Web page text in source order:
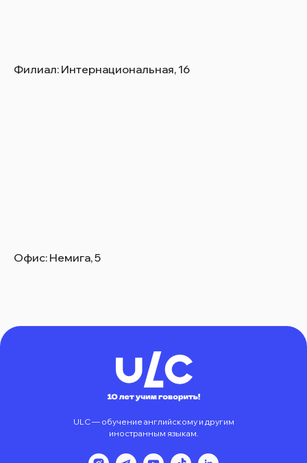
Филиал: Интернациональная, 16
Офис: Немига, 5
ULC — обучение английскому и другим
иностранным языкам.